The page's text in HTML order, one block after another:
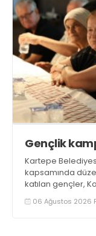
Gençlik
Kartepe
kapsamında
katılan gençler,
geldi06 Ağustos 2026